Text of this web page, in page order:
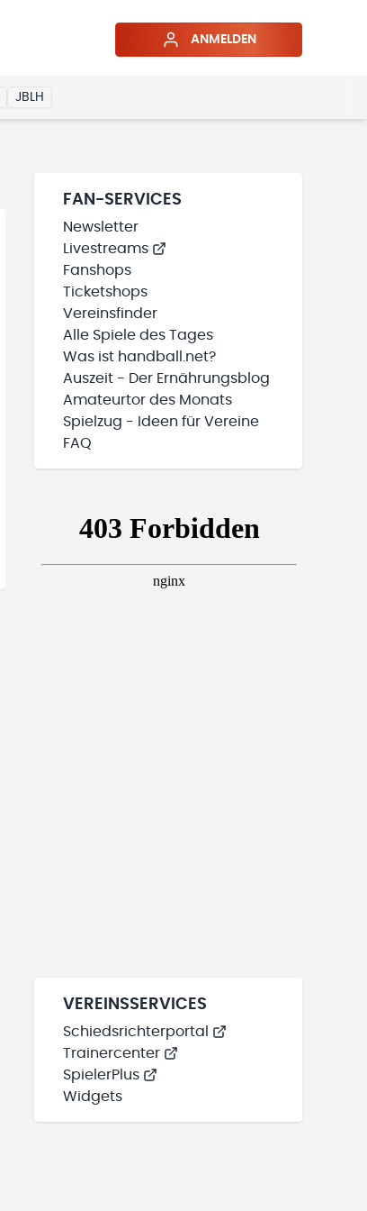
ANMELDEN
JBLH
FAN-SERVICES
Newsletter
Livestreams
Fanshops
Ticketshops
Vereinsfinder
Alle Spiele des Tages
Was ist handball.net?
Auszeit - Der Ernährungsblog
Amateurtor des Monats
Spielzug - Ideen für Vereine
FAQ
VEREINSSERVICES
Schiedsrichterportal
Trainercenter
SpielerPlus
Widgets